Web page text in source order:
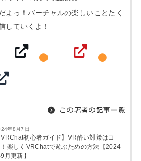
よっ！バーチャルの楽しいことたく
していくよ！
この著者の記事一覧
年8月7日
VRChat初心者ガイド】VR酔い対策はコ
！楽しくVRChatで遊ぶための方法【2024
月更新】